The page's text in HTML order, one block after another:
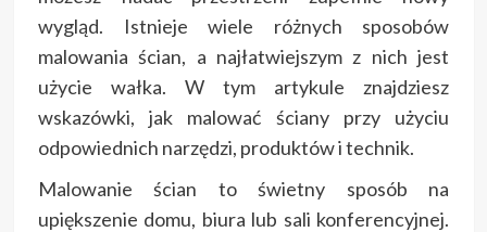
wygląd. Istnieje wiele różnych sposobów
malowania ścian, a najłatwiejszym z nich jest
użycie wałka. W tym artykule znajdziesz
wskazówki, jak malować ściany przy użyciu
odpowiednich narzędzi, produktów i technik.
Malowanie ścian to świetny sposób na
upiększenie domu, biura lub sali konferencyjnej.